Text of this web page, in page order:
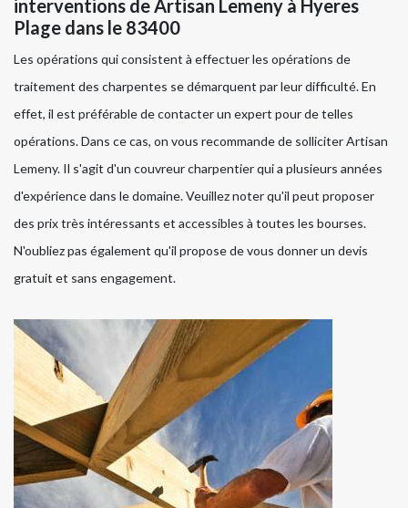
interventions de Artisan Lemeny à Hyeres
Plage dans le 83400
Les opérations qui consistent à effectuer les opérations de
traitement des charpentes se démarquent par leur difficulté. En
effet, il est préférable de contacter un expert pour de telles
opérations. Dans ce cas, on vous recommande de solliciter Artisan
Lemeny. Il s'agit d'un couvreur charpentier qui a plusieurs années
d'expérience dans le domaine. Veuillez noter qu'il peut proposer
des prix très intéressants et accessibles à toutes les bourses.
N'oubliez pas également qu'il propose de vous donner un devis
gratuit et sans engagement.